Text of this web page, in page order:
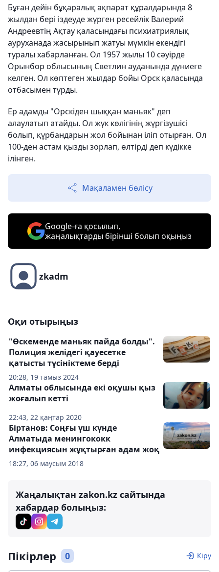
Бұған дейін бұқаралық ақпарат құралдарында 8
жылдан бері іздеуде жүрген ресейлік Валерий
Андреевтің Ақтау қаласындағы психиатриялық
ауруханада жасырынып жатуы мүмкін екендігі
туралы хабарланған. Ол 1957 жылы 10 сәуірде
Орынбор облысының Светлин ауданында дүниеге
келген. Ол көптеген жылдар бойы Орск қаласында
отбасымен тұрды.
Ер адамды "Орскіден шыққан маньяк" деп
алаулатып атайды. Ол жүк көлігінің жүргізушісі
болып, құрбандарын жол бойынан іліп отырған. Ол
100-ден астам қызды зорлап, өлтірді деп күдікке
ілінген.
Мақаламен бөлісу
Google-ға қосылып,
жаңалықтарды бірінші болып оқыңыз
zkadm
Оқи отырыңыз
20:28, 19 тамыз 2024
"Өскеменде маньяк пайда болды".
Полиция желідегі қауесетке
қатысты түсініктеме берді
22:43, 22 қаңтар 2020
Алматы облысында екі оқушы қыз
жоғалып кетті
18:27, 06 маусым 2018
Біртанов: Соңғы үш күнде
Алматыда менингококк
инфекциясын жұқтырған адам жоқ
Жаңалықтан zakon.kz сайтында
хабардар болыңыз:
Пікірлер 0 Кіру